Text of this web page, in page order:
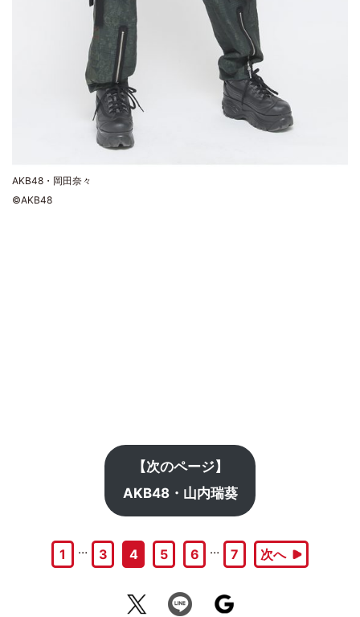
AKB48・岡田奈々
©AKB48
【次のページ】
AKB48・山内瑞葵
1 … 3 4 5 6 … 7 次へ